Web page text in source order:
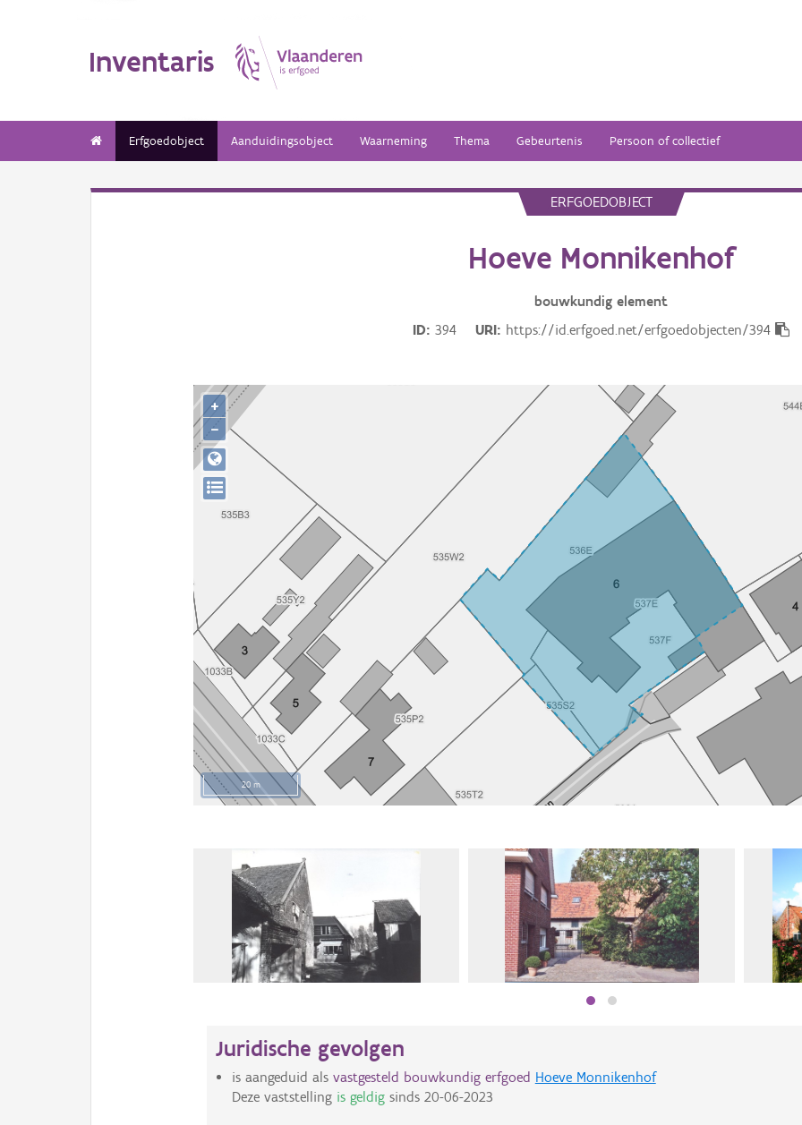
Inventaris
Erfgoedobject Aanduidingsobject Waarneming Thema Gebeurtenis Persoon of collectief
ERFGOEDOBJECT
Hoeve Monnikenhof
bouwkundig element
ID
394 URI https://id.erfgoed.net/erfgoedobjecten/394
20 m
+
−
Juridische gevolgen
is aangeduid als vastgesteld bouwkundig erfgoed Hoeve Monnikenhof
Deze vaststelling is geldigsinds 20-06-2023